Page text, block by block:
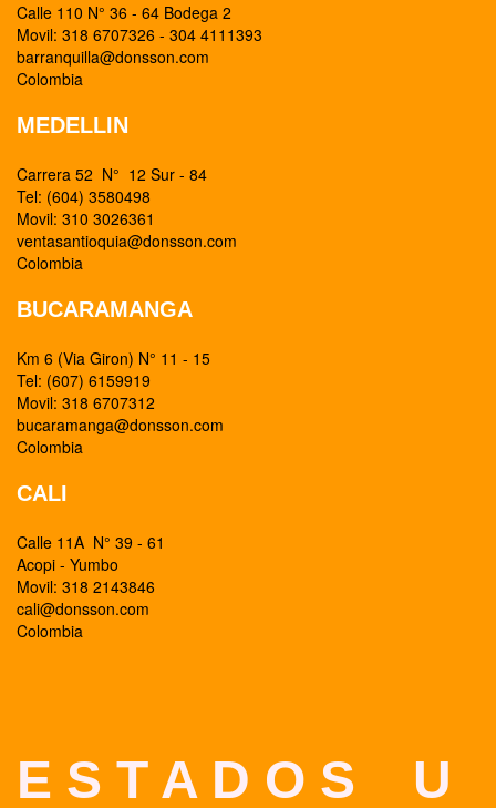
Calle 110 N° 36 - 64 Bodega 2
Movil: 318 6707326 - 304 4111393
barranquilla@donsson.com
Colombia
MEDELLIN
Carrera 52 N° 12 Sur - 84
Tel: (604) 3580498
Movil: 310 3026361
ventasantioquia@donsson.com
Colombia
BUCARAMANGA
Km 6 (Via Giron) N° 11 - 15
Tel: (607) 6159919
Movil: 318 6707312
bucaramanga@donsson.com
Colombia
CALI
Calle 11A N° 39 - 61
Acopi - Yumbo
Movil: 318 2143846
cali@donsson.com
Colombia
E S T A D O S U